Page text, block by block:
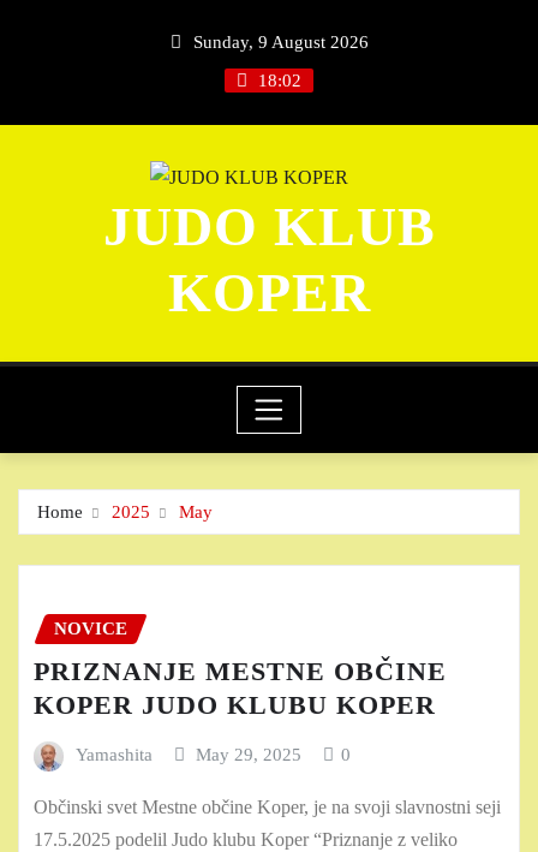
Sunday, 9 August 2026
18:02
JUDO KLUB
KOPER
Home 2025 May
NOVICE
PRIZNANJE MESTNE OBČINE
KOPER JUDO KLUBU KOPER
Yamashita May 29, 2025 0
Občinski svet Mestne občine Koper, je na svoji slavnostni seji
17.5.2025 podelil Judo klubu Koper “Priznanje z veliko